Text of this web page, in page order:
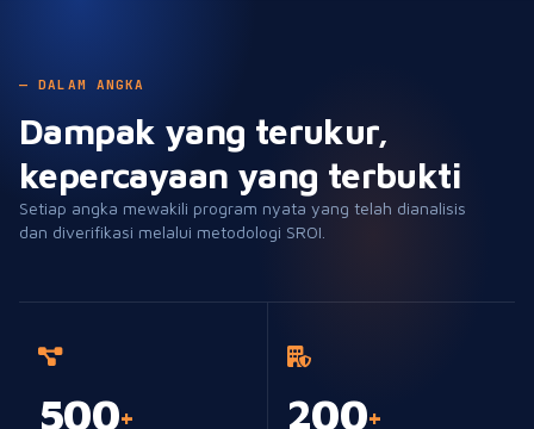
— DALAM ANGKA
Dampak yang terukur,
kepercayaan yang terbukti
Setiap angka mewakili program nyata yang telah dianalisis
dan diverifikasi melalui metodologi SROI.
500+ 200+